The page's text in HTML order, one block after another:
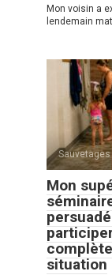
Mon voisin a
lendemain
Sauvetages
Mon
situation